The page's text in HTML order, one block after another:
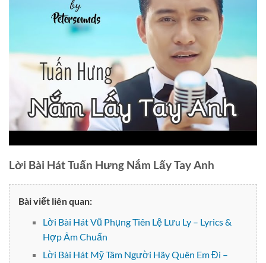
Lời Bài Hát Tuấn Hưng Nắm Lấy Tay Anh
Bài viết liên quan:
Lời Bài Hát Vũ Phụng Tiên Lệ Lưu Ly – Lyrics &
Hợp Âm Chuẩn
Lời Bài Hát Mỹ Tâm Người Hãy Quên Em Đi –